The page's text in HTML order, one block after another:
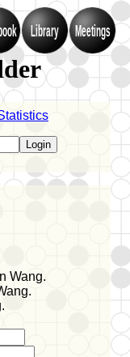
Library Meetings
Wang.